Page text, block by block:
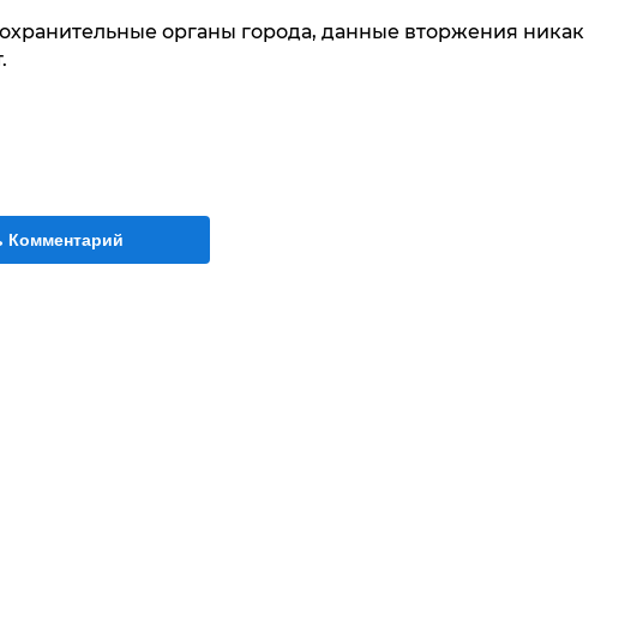
органы города, данные вторжения никак
Комментарий